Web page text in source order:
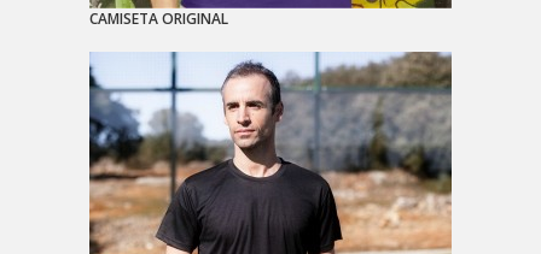
CAMISETA ORIGINAL